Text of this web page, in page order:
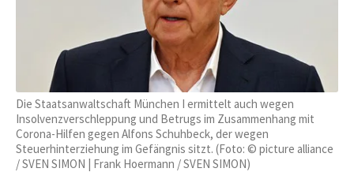
Die Staatsanwaltschaft München I ermittelt auch wegen
Insolvenzverschleppung und Betrugs im Zusammenhang mit
Corona-Hilfen gegen Alfons Schuhbeck, der wegen
Steuerhinterziehung im Gefängnis sitzt. (Foto: © picture alliance
/ SVEN SIMON | Frank Hoermann / SVEN SIMON)